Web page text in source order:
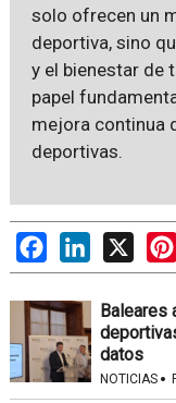
solo ofrecen un
deportiva, sino
y el bienestar de
papel
mejora continua
deportivas.
FacebookLinkedIn
X
Baleares
datos
NOTICIAS ·